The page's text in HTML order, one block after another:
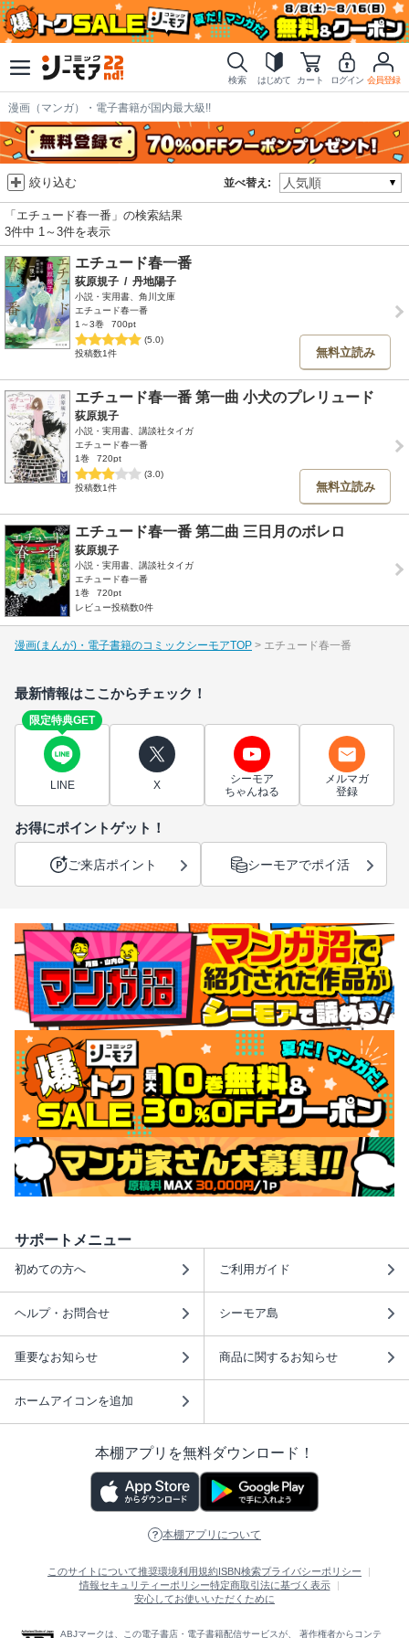
検索 はじめて カート ログイン 会員登録
漫画（マンガ）・電子書籍が国内最大級!!
並べ替え:
絞り込む
「エチュード春一番」の検索結果
3件中 1～3件を表示
エチュード春一番
荻原規子 / 丹地陽子
小説・実用書、角川文庫
エチュード春一番
1～3巻
700pt
(5.0)
投稿数1件
無料立読み
エチュード春一番 第一曲 小犬のプレリュード
荻原規子
小説・実用書、講談社タイガ
エチュード春一番
1巻
720pt
(3.0)
投稿数1件
無料立読み
エチュード春一番 第二曲 三日月のボレロ
荻原規子
小説・実用書、講談社タイガ
エチュード春一番
1巻
720pt
レビュー投稿数0件
漫画(まんが)・電子書籍のコミックシーモアTOP エチュード春一番
最新情報はここからチェック！
限定特典GET
LINE X
シーモア
ちゃんねる
メルマガ
登録
お得にポイントゲット！
ご来店ポイント シーモアでポイ活
サポートメニュー
初めての方へ ご利用ガイド
ヘルプ・お問合せ シーモア島
重要なお知らせ 商品に関するお知らせ
ホームアイコンを追加
本棚アプリを無料ダウンロード！
本棚アプリについて
このサイトについて推奨環境利用規約 ISBN検索プライバシーポリシー
情報セキュリティーポリシー特定商取引法に基づく表示
安心してお使いいただくために
ABJマークは、この電子書店・電子書籍配信サービスが、 著作権者からコンテ